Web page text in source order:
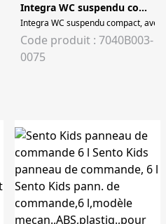
60 cm, mural, trou pour robinet,
Integra WC suspendu compact
Code produit : 7040B003-
0075